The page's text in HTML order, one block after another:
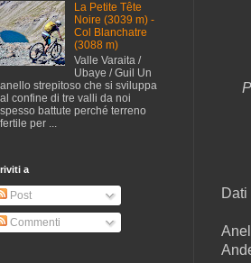
La Petite Tête
Noire (3039 m) -
Col Blanchatre
(3088 m)
Valle Varaita /
Ubaye / Guil Un
anello strepitoso che si sviluppa
al confine di tre valli da noi
spesso battute perché terreno
fertile per ...
a
Post
Commenti